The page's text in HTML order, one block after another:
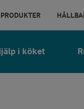
PRODUKTER
i köket